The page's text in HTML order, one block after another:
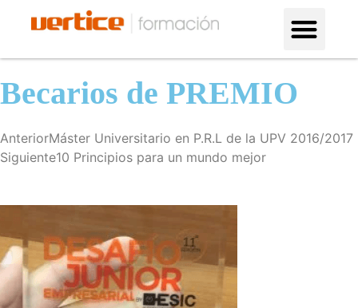
Becarios de PREMIO
AnteriorMáster Universitario en P.R.L de la UPV 2016/2017
Siguiente10 Principios para un mundo mejor